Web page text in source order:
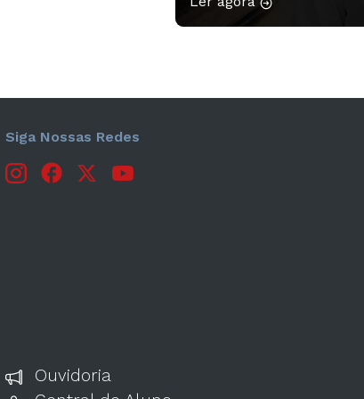
atividade proporcionou
Siga Nossas Redes
Ouvidoria